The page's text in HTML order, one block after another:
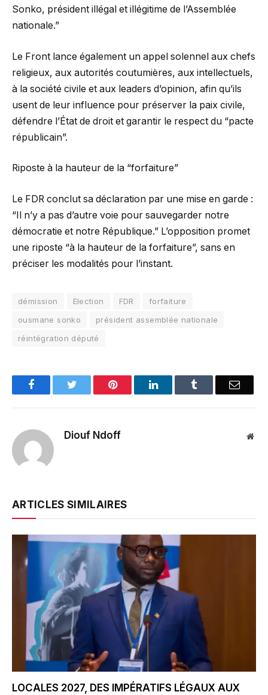
Sonko, président illégal et illégitime de l’Assemblée
nationale.”
Le Front lance également un appel solennel aux chefs
religieux, aux autorités coutumières, aux intellectuels,
à la société civile et aux leaders d’opinion, afin qu’ils
usent de leur influence pour préserver la paix civile,
défendre l’État de droit et garantir le respect du “pacte
républicain”.
Riposte à la hauteur de la “forfaiture”
Le FDR conclut sa déclaration par une mise en garde :
“Il n’y a pas d’autre voie pour sauvegarder notre
démocratie et notre République.” L’opposition promet
une riposte “à la hauteur de la forfaiture”, sans en
préciser les modalités pour l’instant.
démission Election FDR
forfaiture
ousmane sonko
président assemblée nationale
réintégration député
FacebookTwitter Pinterest LinkedInTumblr Email
Diouf Ndoff
ARTICLES SIMILAIRES
LOCALES 2027, DES IMPÉRATIFS LÉGAUX AUX